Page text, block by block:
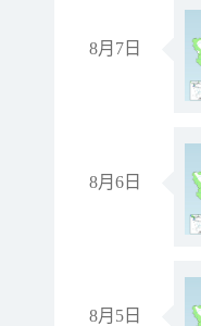
8月7日
8月6日
8月5日